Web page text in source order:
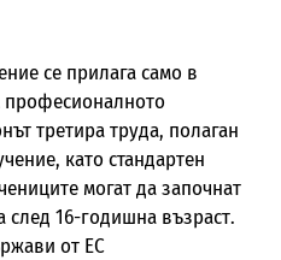
се прилага само в
професионалното
третира труда, полаган
като стандартен
могат да започнат
след 16-годишна възраст.
от ЕС